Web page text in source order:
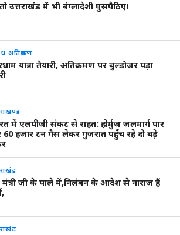
उत्तराखंड में भी बंग्लादेशी घुसपैठिए!
अतिक्रमण
यात्रा तैयारी, अतिक्रमण पर बुल्डोजर पड़ा
में एलपीजी संकट से राहत: होर्मुज जलमार्ग पार
60 हजार टन गैस लेकर गुजरात पहुँच रहे दो बड़े
मंत्री जी के पाले में,निलंबन के आदेश से नाराज हैं